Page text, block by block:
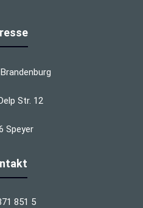
Str. 12
Speyer
851 5